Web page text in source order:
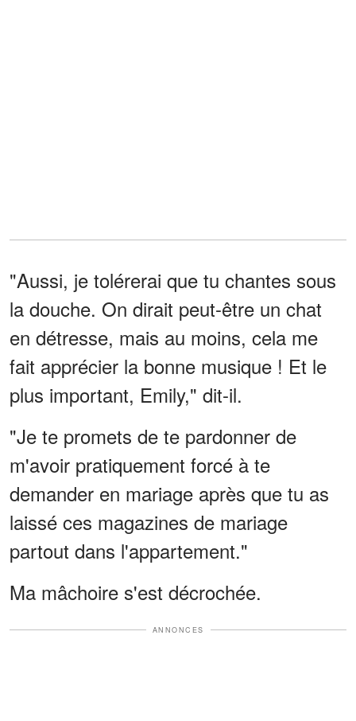
"Aussi, je tolérerai que tu chantes sous
la douche. On dirait peut-être un chat
en détresse, mais au moins, cela me
fait apprécier la bonne musique ! Et le
plus important, Emily," dit-il.
"Je te promets de te pardonner de
m'avoir pratiquement forcé à te
demander en mariage après que tu as
laissé ces magazines de mariage
partout dans l'appartement."
Ma mâchoire s'est décrochée.
ANNONCES